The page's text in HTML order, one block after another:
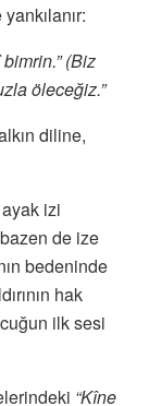
(Biz
öleceğiz.”
diline,
izi
de ize
bedeninde
hak
ilk sesi
“Kîne